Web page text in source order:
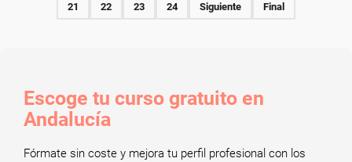
21 22 23 24 Siguiente Final
Escoge tu curso gratuito en
Andalucía
Fórmate sin coste y mejora tu perfil profesional con los